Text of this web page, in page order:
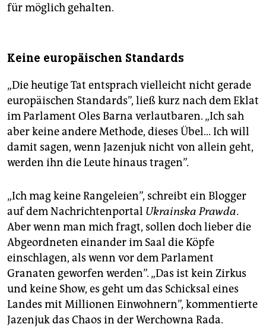
für möglich gehalten.
Keine europäischen Standards
„Die heutige Tat entsprach vielleicht nicht gerade
europäischen Standards”, ließ kurz nach dem Eklat
im Parlament Oles Barna verlautbaren. „Ich sah
aber keine andere Methode, dieses Übel... Ich will
damit sagen, wenn Jazenjuk nicht von allein geht,
werden ihn die Leute hinaus tragen”.
„Ich mag keine Rangeleien”, schreibt ein Blogger
auf dem Nachrichtenportal Ukrainska Prawda.
Aber wenn man mich fragt, sollen doch lieber die
Abgeordneten einander im Saal die Köpfe
einschlagen, als wenn vor dem Parlament
Granaten geworfen werden”. „Das ist kein Zirkus
und keine Show, es geht um das Schicksal eines
Landes mit Millionen Einwohnern”, kommentierte
Jazenjuk das Chaos in der Werchowna Rada.